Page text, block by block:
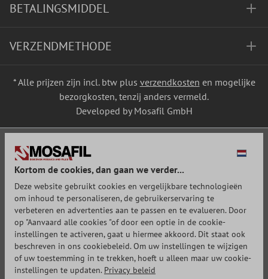
BETALINGSMIDDEL
VERZENDMETHODE
* Alle prijzen zijn incl. btw plus verzendkosten en mogelijke
bezorgkosten, tenzij anders vermeld.
Developed by Mosafil GmbH
Kortom de cookies, dan gaan we verder...
Deze website gebruikt cookies en vergelijkbare technologieën
om inhoud te personaliseren, de gebruikerservaring te
verbeteren en advertenties aan te passen en te evalueren. Door
op "Aanvaard alle cookies "of door een optie in de cookie-
instellingen te activeren, gaat u hiermee akkoord. Dit staat ook
beschreven in ons cookiebeleid. Om uw instellingen te wijzigen
of uw toestemming in te trekken, hoeft u alleen maar uw cookie-
instellingen te updaten. Privacy beleid